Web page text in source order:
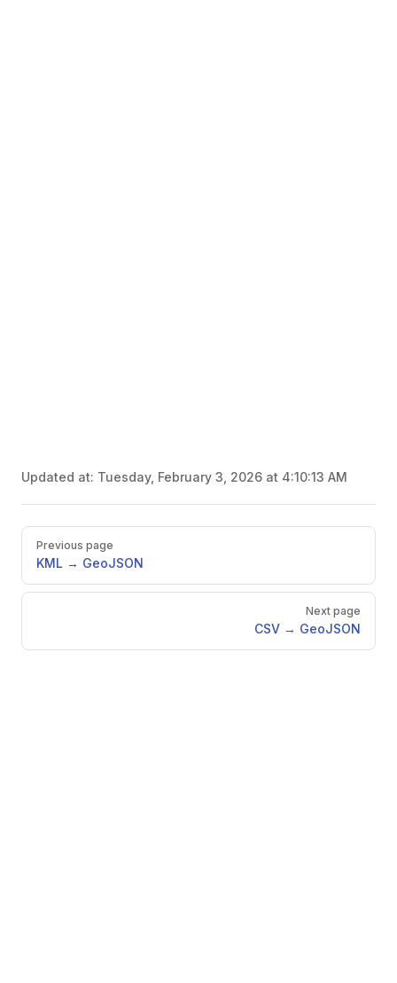
Updated at: Tuesday, February 3, 2026 at 4:10:13 AM
Pager
Previous page
KML → GeoJSON
Next page
CSV → GeoJSON